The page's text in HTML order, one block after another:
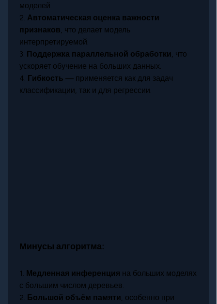
моделей.
2. Автоматическая оценка важности
признаков, что делает модель
интерпретируемой.
3. Поддержка параллельной обработки, что
ускоряет обучение на больших данных.
4. Гибкость — применяется как для задач
классификации, так и для регрессии.
Минусы алгоритма:
1. Медленная инференция на больших моделях
с большим числом деревьев.
2. Большой объём памяти , особенно при